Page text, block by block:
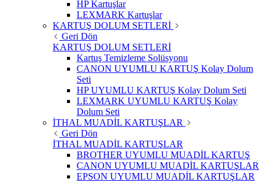
HP Kartuşlar
LEXMARK Kartuşlar
KARTUŞ DOLUM SETLERİ
Geri Dön
KARTUŞ DOLUM SETLERİ
Kartuş Temizleme Solüsyonu
CANON UYUMLU KARTUŞ Kolay Dolum
Seti
HP UYUMLU KARTUŞ Kolay Dolum Seti
LEXMARK UYUMLU KARTUŞ Kolay
Dolum Seti
İTHAL MUADİL KARTUŞLAR
Geri Dön
İTHAL MUADİL KARTUŞLAR
BROTHER UYUMLU MUADİL KARTUŞ
CANON UYUMLU MUADİL KARTUŞLAR
EPSON UYUMLU MUADİL KARTUŞLAR